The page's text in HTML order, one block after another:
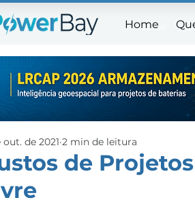
Home
Home
de
out. de 2021 2 min de leitura